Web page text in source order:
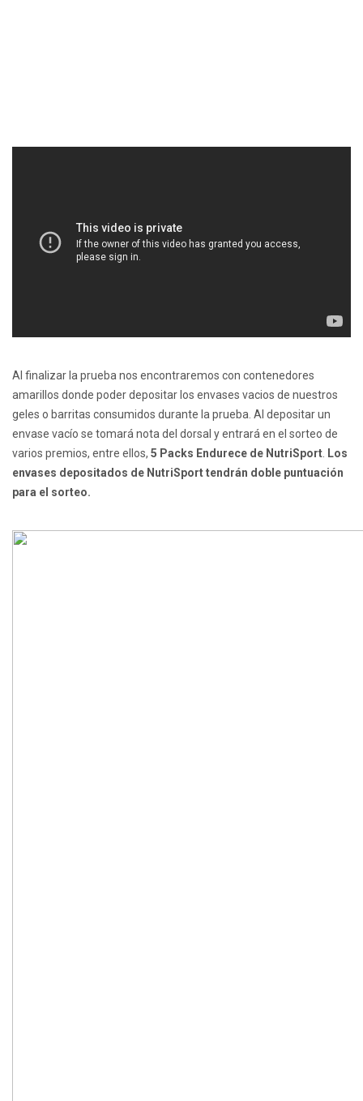
Al finalizar la prueba nos encontraremos con contenedores
amarillos donde poder depositar los envases vacios de nuestros
geles o barritas consumidos durante la prueba. Al depositar un
envase vacío se tomará nota del dorsal y entrará en el sorteo de
varios premios, entre ellos, 5 Packs Endurece de NutriSport. Los
envases depositados de NutriSport tendrán doble puntuación
para el sorteo.